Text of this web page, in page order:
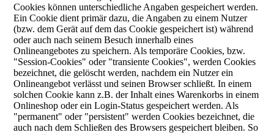
Cookies können unterschiedliche Angaben gespeichert werden.
Ein Cookie dient primär dazu, die Angaben zu einem Nutzer
(bzw. dem Gerät auf dem das Cookie gespeichert ist) während
oder auch nach seinem Besuch innerhalb eines
Onlineangebotes zu speichern. Als temporäre Cookies, bzw.
"Session-Cookies" oder "transiente Cookies", werden Cookies
bezeichnet, die gelöscht werden, nachdem ein Nutzer ein
Onlineangebot verlässt und seinen Browser schließt. In einem
solchen Cookie kann z.B. der Inhalt eines Warenkorbs in einem
Onlineshop oder ein Login-Status gespeichert werden. Als
"permanent" oder "persistent" werden Cookies bezeichnet, die
auch nach dem Schließen des Browsers gespeichert bleiben. So